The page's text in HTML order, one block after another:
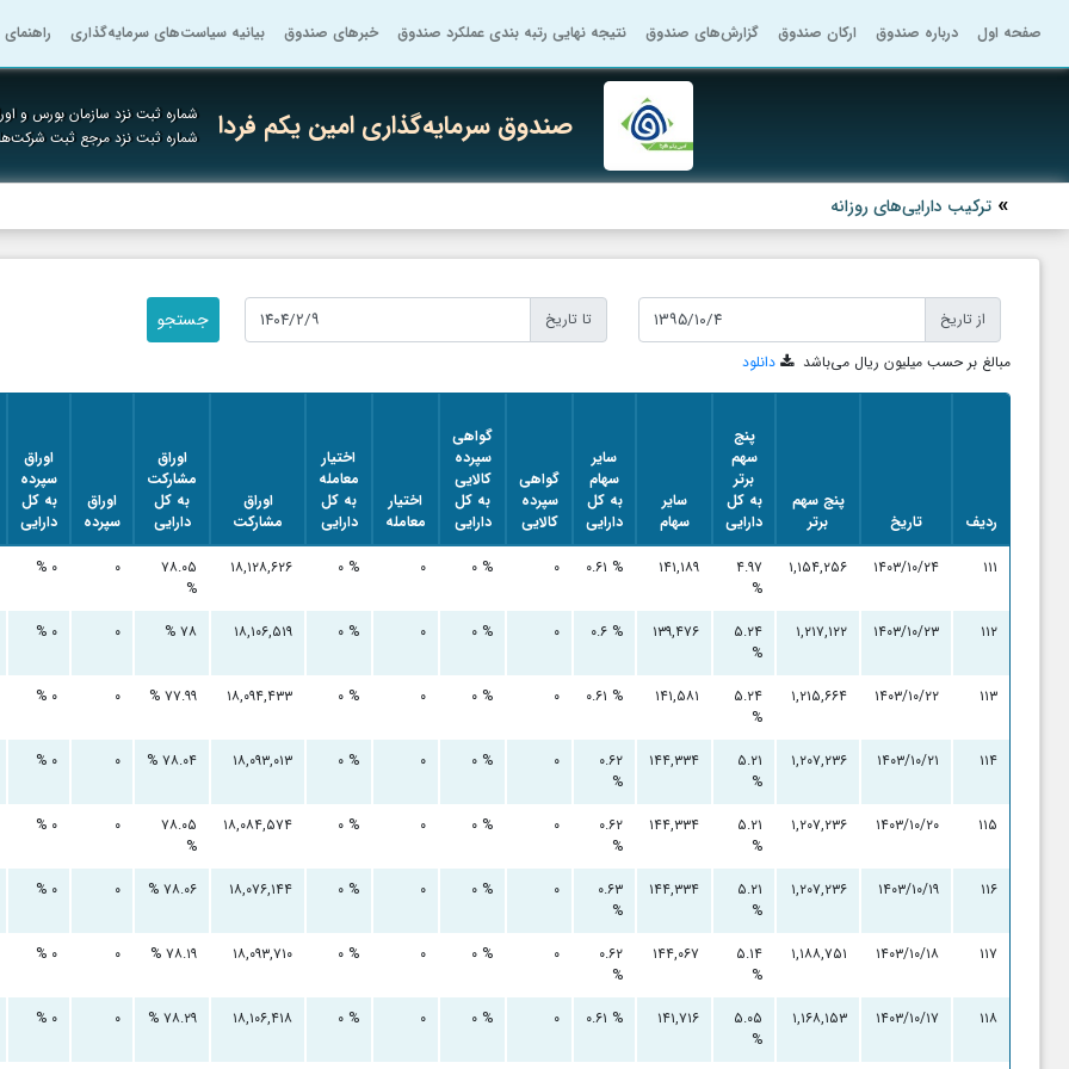
صفحه اول درباره صندوق ارکان صندوق گزارش‌های صندوق نتیجه نهایی رتبه بندی عملکرد صندوق خبرهای صندوق بیانیه سیاست‌های سرمایه‌گذاری
صندوق سرمایه‌گذاری امین یکم فردا شماره ثبت نزد سازمان بورس و
شماره ثبت نزد مرجع ثبت
ترکیب دارایی‌های روزانه
از تاریخ
تا تاریخ
مبالغ بر حسب میلیون ریال می‌باشد
دانلود
ردیف تاریخ
پنج سهم
برتر
پنج
سهم
برتر
به کل
دارایی
سایر
سهام
سایر
سهام
به کل
دارایی
گواهی
سپرده
کالایی
گواهی
سپرده
کالایی
به کل
دارایی
اختیار
معامله
اختیار
معامله
به کل
دارایی
اوراق
مشارکت
اوراق
مشارکت
به کل
دارایی
اوراق
سپرده
اوراق
سپرده
به کل
دارایی
۱۱۱
۱۴۰۳/۱۰/۲۴ ۱,۱۵۴,۲۵۶
۴.۹۷
%
۱۴۱,۱۸۹ ۰.۶۱ % ۰ ۰ % ۰ ۰ % ۱۸,۱۲۸,۶۲۶
۷۸.۰۵
%
۰ ۰ %
۱۱۲ ۱۴۰۳/۱۰/۲۳ ۱,۲۱۷,۱۲۲
۵.۲۴
%
۱۳۹,۴۷۶ ۰.۶ % ۰ ۰ % ۰ ۰ % ۱۸,۱۰۶,۵۱۹ ۷۸ % ۰ ۰ %
۱۱۳ ۱۴۰۳/۱۰/۲۲ ۱,۲۱۵,۶۶۴
۵.۲۴
%
۱۴۱,۵۸۱ ۰.۶۱ % ۰ ۰ % ۰ ۰ % ۱۸,۰۹۴,۴۳۳ ۷۷.۹۹ % ۰ ۰ %
۱۱۴ ۱۴۰۳/۱۰/۲۱ ۱,۲۰۷,۲۳۶
۵.۲۱
%
۱۴۴,۳۳۴
۰.۶۲
%
۰ ۰ % ۰ ۰ % ۱۸,۰۹۳,۰۱۳ ۷۸.۰۴ % ۰ ۰ %
۱۱۵ ۱۴۰۳/۱۰/۲۰ ۱,۲۰۷,۲۳۶
۵.۲۱
%
۱۴۴,۳۳۴
۰.۶۲
%
۰ ۰ % ۰ ۰ % ۱۸,۰۸۴,۵۷۴
۷۸.۰۵
%
۰ ۰ %
۱۱۶ ۱۴۰۳/۱۰/۱۹ ۱,۲۰۷,۲۳۶
۵.۲۱
%
۱۴۴,۳۳۴
۰.۶۳
%
۰ ۰ % ۰ ۰ % ۱۸,۰۷۶,۱۴۴ ۷۸.۰۶ % ۰ ۰ %
۱۱۷ ۱۴۰۳/۱۰/۱۸ ۱,۱۸۸,۷۵۱
۵.۱۴
%
۱۴۴,۰۶۷
۰.۶۲
%
۰ ۰ % ۰ ۰ % ۱۸,۰۹۳,۷۱۰ ۷۸.۱۹ % ۰ ۰ %
۱۱۸ ۱۴۰۳/۱۰/۱۷ ۱,۱۶۸,۱۵۳
۵.۰۵
%
۱۴۱,۷۱۶ ۰.۶۱ % ۰ ۰ % ۰ ۰ % ۱۸,۱۰۶,۴۱۸ ۷۸.۲۹ % ۰ ۰ %